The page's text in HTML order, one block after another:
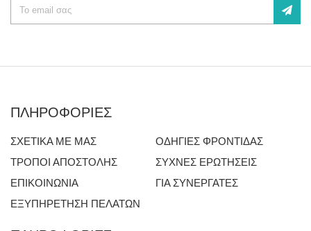
ΠΛΗΡΟΦΟΡΙΕΣ
ΣΧΕΤΙΚΑ ΜΕ ΜΑΣ
ΤΡΟΠΟΙ ΑΠΟΣΤΟΛΗΣ
ΕΠΙΚΟΙΝΩΝΙΑ
ΕΞΥΠΗΡΕΤΗΣΗ ΠΕΛΑΤΩΝ
ΟΔΗΓΙΕΣ ΦΡΟΝΤΙΔΑΣ
ΣΥΧΝΕΣ ΕΡΩΤΗΣΕΙΣ
ΓΙΑ ΣΥΝΕΡΓΑΤΕΣ